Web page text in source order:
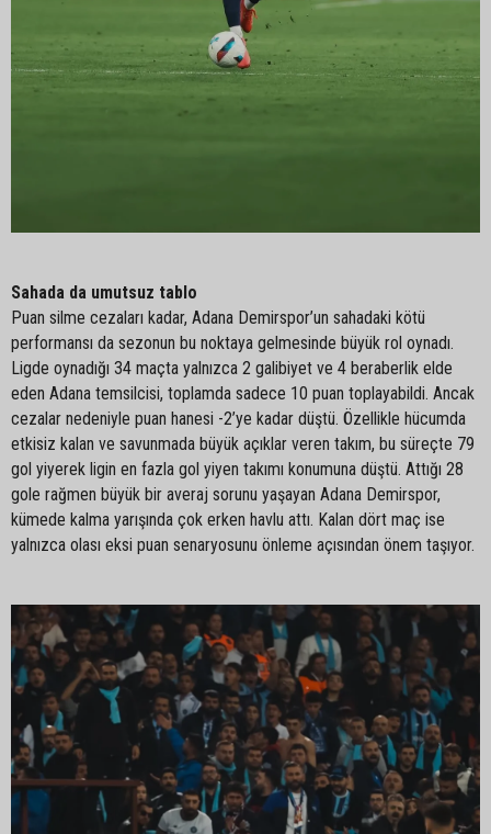
Sahada da umutsuz tablo
Puan silme cezaları kadar, Adana Demirspor’un sahadaki kötü
performansı da sezonun bu noktaya gelmesinde büyük rol oynadı.
Ligde oynadığı 34 maçta yalnızca 2 galibiyet ve 4 beraberlik elde
eden Adana temsilcisi, toplamda sadece 10 puan toplayabildi. Ancak
cezalar nedeniyle puan hanesi -2’ye kadar düştü. Özellikle hücumda
etkisiz kalan ve savunmada büyük açıklar veren takım, bu süreçte 79
gol yiyerek ligin en fazla gol yiyen takımı konumuna düştü. Attığı 28
gole rağmen büyük bir averaj sorunu yaşayan Adana Demirspor,
kümede kalma yarışında çok erken havlu attı. Kalan dört maç ise
yalnızca olası eksi puan senaryosunu önleme açısından önem taşıyor.